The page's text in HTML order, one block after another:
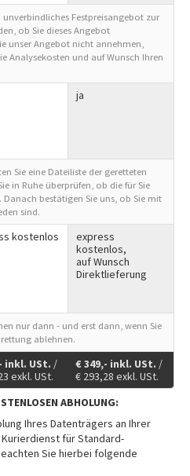
unverbindliches Festpreisangebot zur
ob Sie dieses Angebot
unser Angebot nicht annehmen,
Analysekosten und auf Wunsch Ihren
ja
Sie eine Dateiliste der geretteten
in Ruhe überprüfen, ob die für Sie
bestätigen Sie uns, ob Sie mit
sind.
kostenlos
express
kostenlos,
auf Wunsch
Direktlieferung
nur dann - und erst dann, wenn Sie
ablehnen.
inkl. USt. /
exkl. USt.
€349,- inkl. USt. /
€ 293,28 exkl. USt.
ABHOLUNG:
Ihres Datenträgers an Ihrer
für Standard-
Sie hierbei folgende